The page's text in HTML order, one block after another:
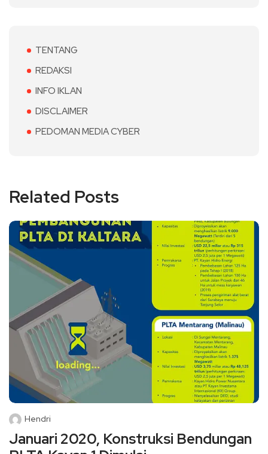
TENTANG
REDAKSI
INFO IKLAN
DISCLAIMER
PEDOMAN MEDIA CYBER
Related Posts
Hendri
Januari 2020, Konstruksi Bendungan